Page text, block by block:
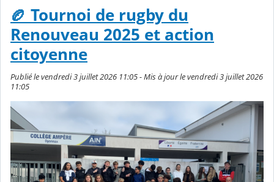
🏉 Tournoi de rugby du
Renouveau 2025 et action
citoyenne
Publié le vendredi 3 juillet 2026 11:05 - Mis à jour le vendredi 3 juillet 2026
11:05